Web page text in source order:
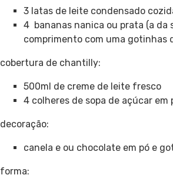
3 latas de leite condensado
4 bananas nanica ou prata (a da
comprimento com uma gotinhas
cobertura de chantilly:
500ml de creme de leite fresco
4 colheres de sopa de açúcar
decoração:
canela e ou chocolate em pó e
forma: